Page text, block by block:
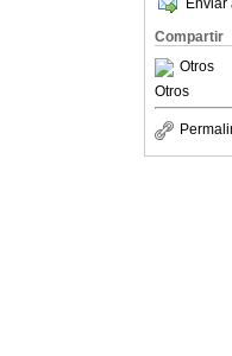
Compartir
Otros
Otros